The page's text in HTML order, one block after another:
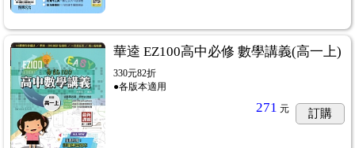
華逵 EZ100高中必修 數學講義(高一上)
330元82折
●各版本適用
271 元 訂購